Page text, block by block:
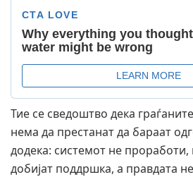
Тие се сведоштво дека
нема да престанат да бараат
додека: системот не проработи,
добијат поддршка, а правдата